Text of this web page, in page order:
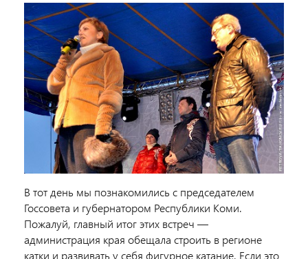
В тот день мы познакомились с председателем
Госсовета и губернатором Республики Коми.
Пожалуй, главный итог этих встреч —
администрация края обещала строить в регионе
катки и развивать у себя фигурное катание. Если это